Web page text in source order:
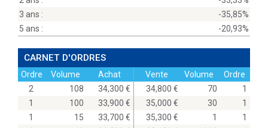
3 ans :
-35,85%
5 ans :
-20,93%
CARNET D'ORDRES
Ordre Volume
Achat
2
108
34,300
1
100
33,900
1
15
33,700
Vente Volume
Ordre
34,800
70
1
35,000
30
1
35,300
1
1